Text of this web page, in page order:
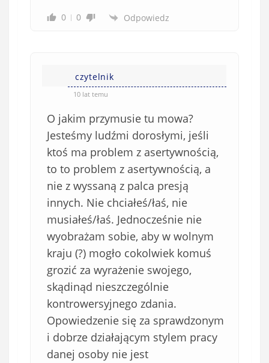
0 0 Odpowiedz
czytelnik
10 lat temu
O jakim przymusie tu mowa?
Jesteśmy ludźmi dorosłymi, jeśli
ktoś ma problem z asertywnością,
to to problem z asertywnością, a
nie z wyssaną z palca presją
innych. Nie chciałeś/łaś, nie
musiałeś/łaś. Jednocześnie nie
wyobrażam sobie, aby w wolnym
kraju (?) mogło cokolwiek komuś
grozić za wyrażenie swojego,
skądinąd nieszczególnie
kontrowersyjnego zdania.
Opowiedzenie się za sprawdzonym
i dobrze działającym stylem pracy
danej osoby nie jest